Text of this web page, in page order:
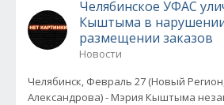
Челябинское УФАС
Кыштыма в
размещении заказов
Новости
Челябинск, Февраль 27 (Новый
Александрова) - Мэрия Кыштыма